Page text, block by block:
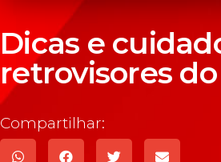
Dicas e
retrovisores
Compartilhar: